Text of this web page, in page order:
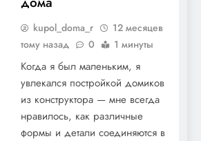
kupol_doma_r
12 месяцев
тому назад
0 1 минуты
Когда я был маленьким, я
увлекался постройкой домиков
из конструктора — мне всегда
нравилось, как различные
формы и детали соединяются в